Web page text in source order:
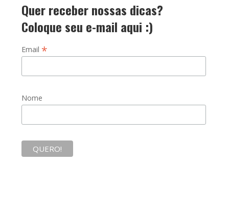
Quer receber nossas dicas?
Coloque seu e-mail aqui :)
Email *
Nome